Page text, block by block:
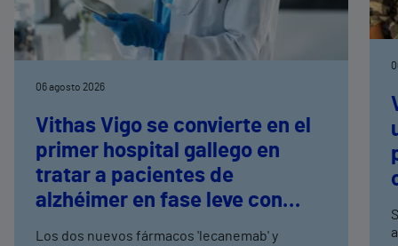
06 agosto 2026
Vithas Vigo se convierte en el
primer hospital gallego en
tratar a pacientes de
alzhéimer en fase leve con
terapias antiamiloide
Los dos nuevos fármacos 'lecanemab' y